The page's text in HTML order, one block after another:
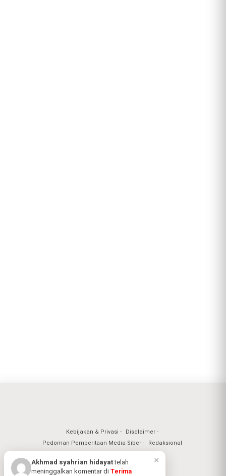
Kebijakan & Privasi
Disclaimer
Pedoman Pemberitaan Media Siber
Redaksional